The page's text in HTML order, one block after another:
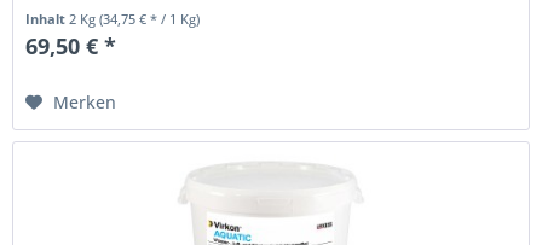
Inhalt2 Kg(34,75 € * / 1 Kg)
69,50 € *
Merken